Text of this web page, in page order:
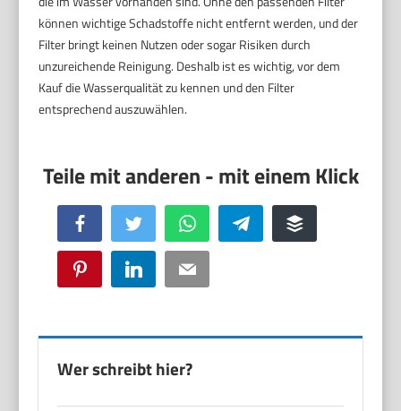
können wichtige Schadstoffe nicht entfernt werden, und der
Filter bringt keinen Nutzen oder sogar Risiken durch
unzureichende Reinigung. Deshalb ist es wichtig, vor dem
Kauf die Wasserqualität zu kennen und den Filter
entsprechend auszuwählen.
Facebook Twitter WhatsApp Telegram Buffer
Pinterest LinkedIn Email
Wer schreibt hier?